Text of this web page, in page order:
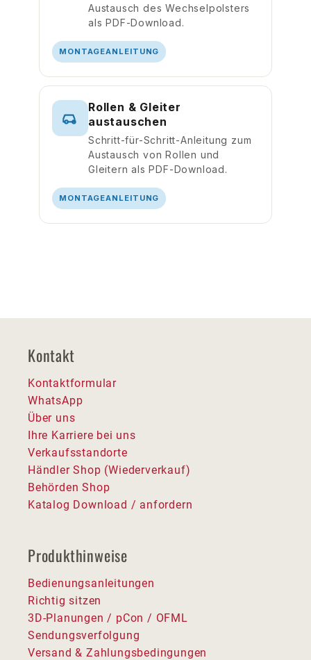
Austausch des Wechselpolsters
als PDF-Download.
MONTAGEANLEITUNG
Rollen & Gleiter
austauschen
Schritt-für-Schritt-Anleitung zum
Austausch von Rollen und
Gleitern als PDF-Download.
MONTAGEANLEITUNG
Kontakt
Kontaktformular
WhatsApp
Über uns
Ihre Karriere bei uns
Verkaufsstandorte
Händler Shop (Wiederverkauf)
Behörden Shop
Katalog Download / anfordern
Produkthinweise
Bedienungsanleitungen
Richtig sitzen
3D-Planungen / pCon / OFML
Sendungsverfolgung
Versand & Zahlungsbedingungen